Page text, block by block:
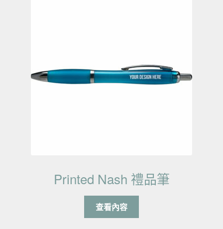
Printed Nash 禮品筆
查看內容